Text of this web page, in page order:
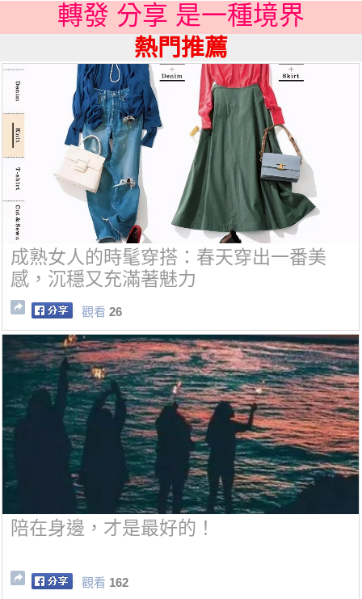
轉發 分享 是一種境界
熱門推薦
成熟女人的時髦穿搭：春天穿出一番美
感，沉穩又充滿著魅力
觀看 26
陪在身邊，才是最好的！
觀看 162